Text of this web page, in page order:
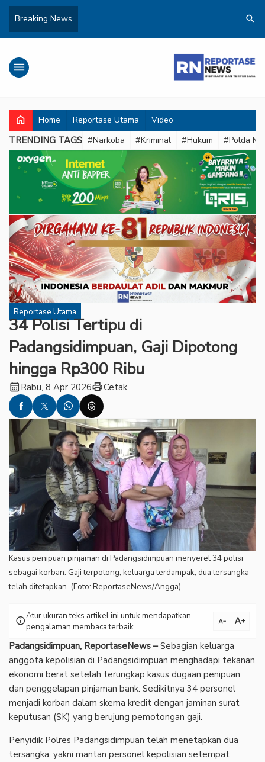
Breaking News search
menu
home Home Reportase Utama Video
TRENDING TAGS #Narkoba #Kriminal #Hukum #Polda
Reportase Utama
‎34 Polisi Tertipu di
Padangsidimpuan, Gaji Dipotong
hingga Rp300 Ribu
calendar_month Rabu, 8 Apr 2026printCetak
Kasus penipuan pinjaman di Padangsidimpuan menyeret 34 polisi
sebagai korban. Gaji terpotong, keluarga terdampak, dua tersangka
telah ditetapkan. (Foto: ReportaseNews/Angga)
infoAtur ukuran teks artikel ini untuk mendapatkan
pengalaman membaca terbaik.
text_decrease text_increase
Padangsidimpuan, ReportaseNews –Sebagian keluarga
anggota kepolisian di Padangsidimpuan menghadapi tekanan
ekonomi berat setelah terungkap kasus dugaan penipuan
dan penggelapan pinjaman bank. Sedikitnya 34 personel
menjadi korban dalam skema kredit dengan jaminan surat
keputusan (SK) yang berujung pemotongan gaji.
‎Penyidik Polres Padangsidimpuan telah menetapkan dua
tersangka, yakni mantan personel kepolisian setempat